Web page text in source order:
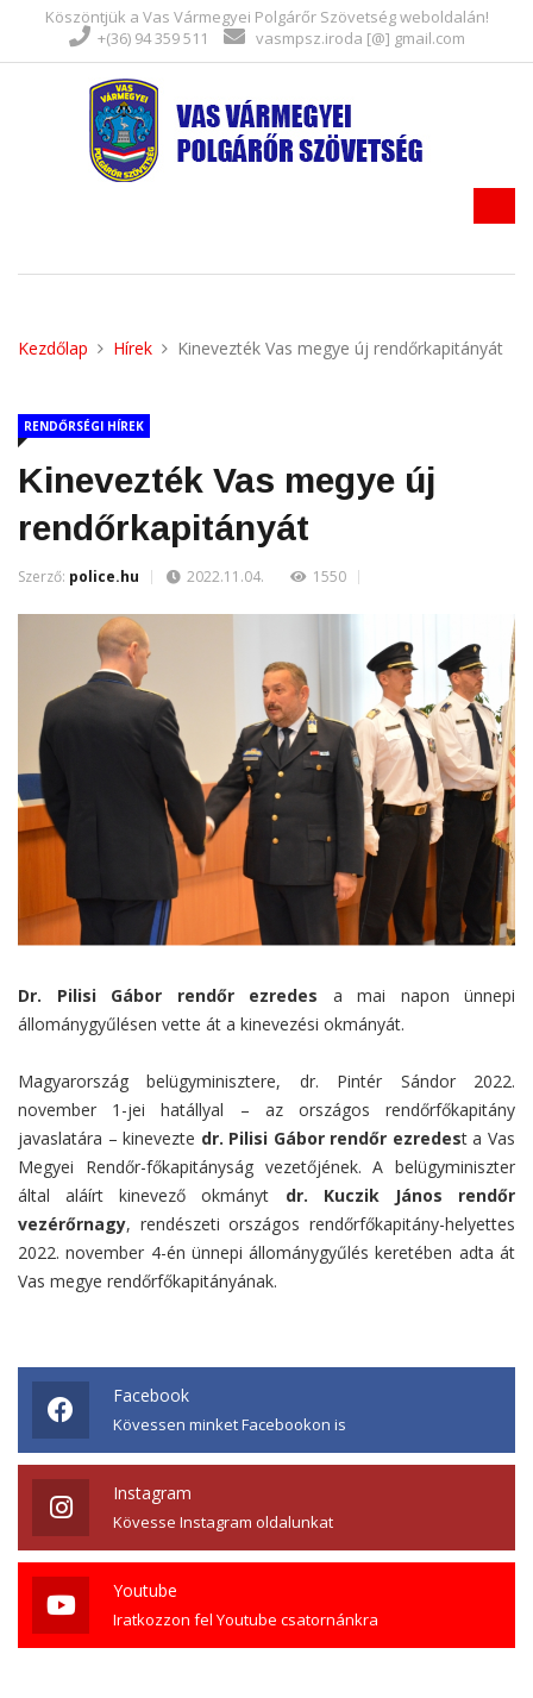
Köszöntjük a Vas Vármegyei Polgárőr Szövetség weboldalán!
+(36) 94 359 511
vasmpsz.iroda [@] gmail.com
Kezdőlap Hírek Kinevezték Vas megye új rendőrkapitányát
RENDŐRSÉGI HÍREK
Kinevezték Vas megye új
rendőrkapitányát
Szerző: police.hu 2022.11.04. 1550
Dr. Pilisi Gábor rendőr ezredes a mai napon ünnepi
állománygyűlésen vette át a kinevezési okmányát.
Magyarország belügyminisztere, dr. Pintér Sándor 2022.
november 1-jei hatállyal – az országos rendőrfőkapitány
javaslatára – kinevezte dr. Pilisi Gábor rendőr ezredest a Vas
Megyei Rendőr-főkapitányság vezetőjének. A belügyminiszter
által aláírt kinevező okmányt dr. Kuczik János rendőr
vezérőrnagy, rendészeti országos rendőrfőkapitány-helyettes
2022. november 4-én ünnepi állománygyűlés keretében adta át
Vas megye rendőrfőkapitányának.
Facebook
Kövessen minket Facebookon is
Instagram
Kövesse Instagram oldalunkat
Youtube
Iratkozzon fel Youtube csatornánkra